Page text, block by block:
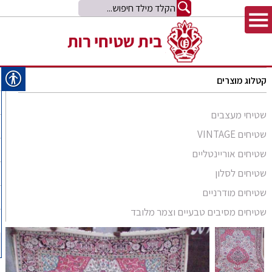
קטלוג מוצרים
שטיחי מעצבים
שטיחים VINTAGE
שטיחים אוריינטליים
סומק פרסי
סומק קווקזי
שטיח קילים
קילים אפגני
קילים הודי
שטיחי זיגלר
שטיחי משי
שטיחים לסלון
שטיחים מודרניים
Arabesque
Bliss
Comfort Shag
שטיחים מסיבים טבעיים וצמר מלובד
שטיחים מסיבים טבעיים
שטיחים מצמר מלובד